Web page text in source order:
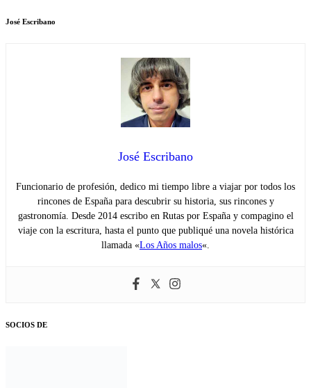
José Escribano
José Escribano
Funcionario de profesión, dedico mi tiempo libre a viajar por todos los
rincones de España para descubrir su historia, sus rincones y
gastronomía. Desde 2014 escribo en Rutas por España y compagino el
viaje con la escritura, hasta el punto que publiqué una novela histórica
llamada «Los Años malos«.
SOCIOS DE